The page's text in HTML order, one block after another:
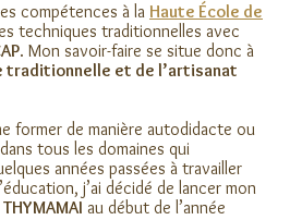
compétences à la Haute École de
techniques traditionnelles avec
. Mon savoir-faire se situe donc à
traditionnelle et de l’artisanat
former de manière autodidacte ou
tous les domaines qui
années passées à travailler
j’ai décidé de lancer mon
THYMAMAI au début de l’année